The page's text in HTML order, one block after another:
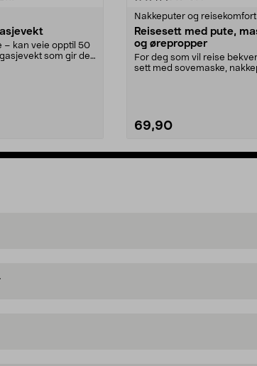
– kan veie opptil 50
som gir deg
Nakkeputer og reisekomfort
Reisesett med pute,
og ørepropper
For deg som vil reise
sett med sovemaske,
69,90